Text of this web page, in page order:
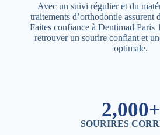
Avec un suivi régulier et du
traitements d’orthodontie assurent
Faites confiance à Dentimad Paris
retrouver un sourire confiant et
optimale.
2,000+
SOURIRES